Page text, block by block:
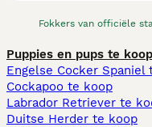
Fokkers van officiële
Puppies en pups te koop
Engelse Cocker Spaniel
Cockapoo te koop
Labrador Retriever te
Duitse Herder te koop